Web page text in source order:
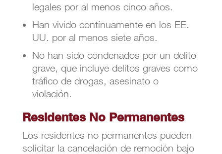
legales por al menos cinco años.
Han vivido contínuamente en los EE.
UU. por al menos siete años.
No han sido condenados por un delito
grave, que incluye delitos graves como
tráfico de drogas, asesinato o
violación.
Residentes No Permanentes
Los residentes no permanentes pueden
solicitar la cancelación de remoción bajo